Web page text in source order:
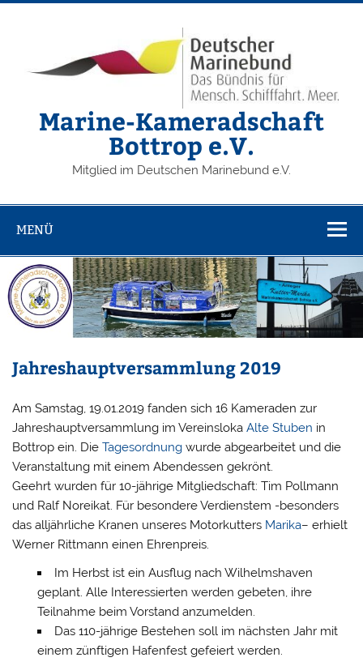
Zum
Marine-Kameradschaft
Bottrop e.V.
Mitglied im Deutschen Marinebund e.V.
MENÜ
Jahreshauptversammlung 2019
Am Samstag, 19.01.2019 fanden sich 16 Kameraden zur
Jahreshauptversammlung im VereinslokaAlte Stuben in
Bottrop ein. DieTagesordnung wurde abgearbeitet und die
Veranstaltung mit einem Abendessen gekrönt.
Geehrt wurden für 10-jährige Mitgliedschaft: Tim Pollmann
und Ralf Noreikat. Für besondere Verdienstem -besonders
das alljährliche Kranen unseres Motorkutters Marika– erhielt
Werner Rittmann einen Ehrenpreis.
Im Herbst ist ein Ausflug nach Wilhelmshaven
geplant. Alle Interessierten werden gebeten, ihre
Teilnahme beim Vorstand anzumelden.
Das 110-jährige Bestehen soll im nächsten Jahr mit
einem zünftigen Hafenfest gefeiert werden.